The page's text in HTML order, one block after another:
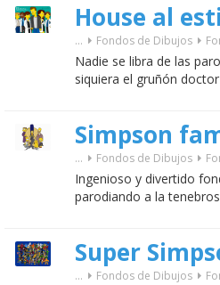
House al
... Fondos de Dibujos
Nadie se libra de las
siquiera el gruñón
... Fondos de Dibujos
Ingenioso y divertido
parodiando a la
Super
... Fondos de Dibujos